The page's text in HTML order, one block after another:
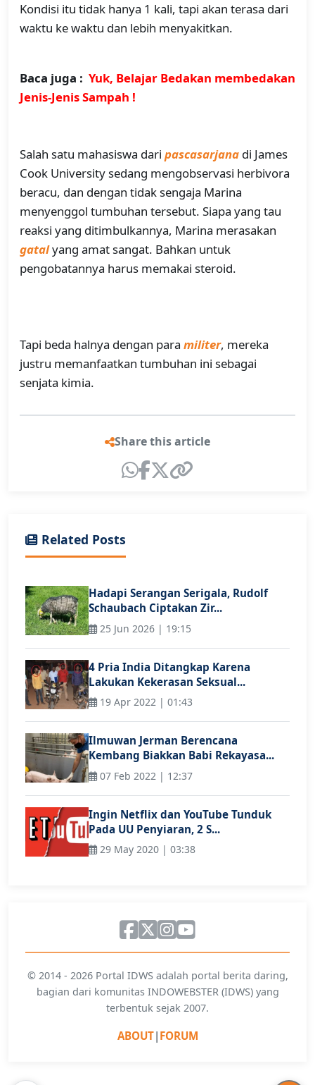
Kondisi itu tidak hanya 1 kali, tapi akan terasa dari
waktu ke waktu dan lebih menyakitkan.
Baca juga : Yuk, Belajar Bedakan membedakan
Jenis-Jenis Sampah !
Salah satu mahasiswa dari pascasarjana di James
Cook University sedang mengobservasi herbivora
beracu, dan dengan tidak sengaja Marina
menyenggol tumbuhan tersebut. Siapa yang tau
reaksi yang ditimbulkannya, Marina merasakan
gatalyang amat sangat. Bahkan untuk
pengobatannya harus memakai steroid.
Tapi beda halnya dengan para militer, mereka
justru memanfaatkan tumbuhan ini sebagai
senjata kimia.
Share this article
Related Posts
Hadapi Serangan Serigala, Rudolf
Schaubach Ciptakan Zir...
25 Jun 2026 | 19:15
4 Pria India Ditangkap Karena
Lakukan Kekerasan Seksual...
19 Apr 2022 | 01:43
Ilmuwan Jerman Berencana
Kembang Biakkan Babi Rekayasa...
07 Feb 2022 | 12:37
Ingin Netflix dan YouTube Tunduk
Pada UU Penyiaran, 2 S...
29 May 2020 | 03:38
© 2014 - 2026 Portal IDWS adalah portal berita daring,
bagian dari komunitas INDOWEBSTER (IDWS) yang
terbentuk sejak 2007.
ABOUT| FORUM